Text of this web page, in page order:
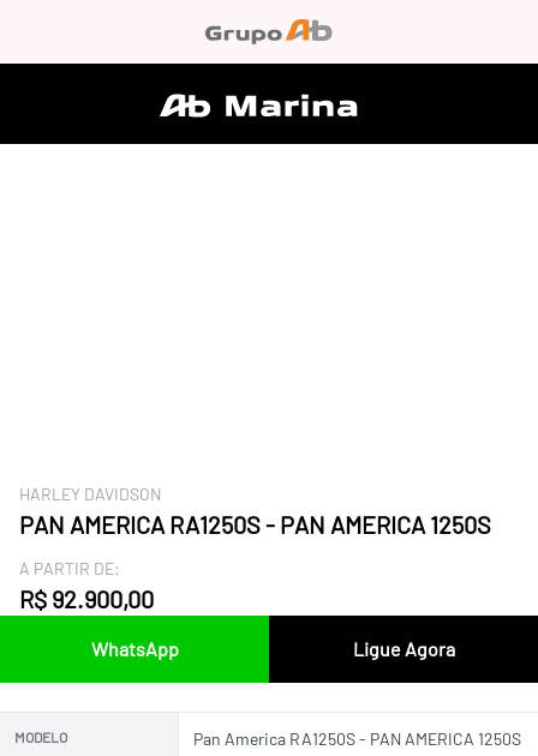
HARLEY DAVIDSON
PAN AMERICA RA1250S - PAN AMERICA 1250S
A PARTIR DE:
R$ 92.900,00
WhatsApp Ligue Agora
MODELO Pan America RA1250S - PAN AMERICA 1250S